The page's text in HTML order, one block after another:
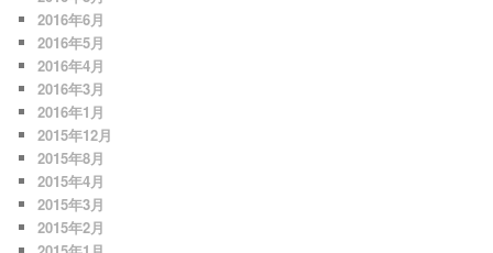
2016年6月
2016年5月
2016年4月
2016年3月
2016年1月
2015年12月
2015年8月
2015年4月
2015年3月
2015年2月